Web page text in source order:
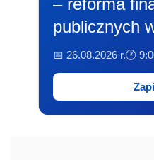
publicznych
📅 26.08.2026 r.🕐